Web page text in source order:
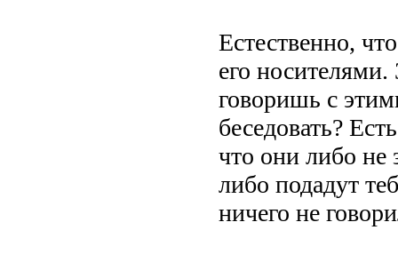
Естественно,
его носителями.
говоришь с
беседовать?
что они либо не
либо подадут
ничего не